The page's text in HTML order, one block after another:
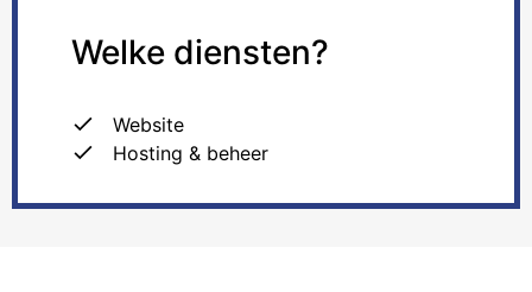
Welke diensten?
Website
Hosting & beheer